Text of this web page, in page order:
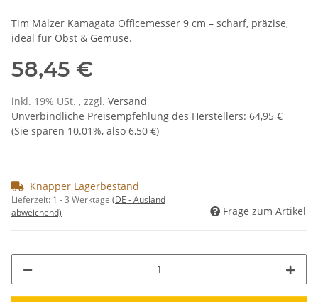
Tim Mälzer Kamagata Officemesser 9 cm – scharf, präzise,
ideal für Obst & Gemüse.
58,45 €
inkl. 19% USt. , zzgl. Versand
Unverbindliche Preisempfehlung des Herstellers: 64,95 €
(Sie sparen 10.01%, also 6,50 €)
Knapper Lagerbestand
Lieferzeit: 1 - 3 Werktage (DE - Ausland
abweichend)
Frage zum Artikel